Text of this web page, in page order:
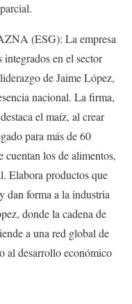
(ESG): La empresa
integrados en el sector
de Jaime López,
nacional. La firma,
el maíz, al crear
para más de 60
cuentan los de alimentos,
Elabora productos que
dan forma a la industria
donde la cadena de
a una red global de
al desarrollo económico